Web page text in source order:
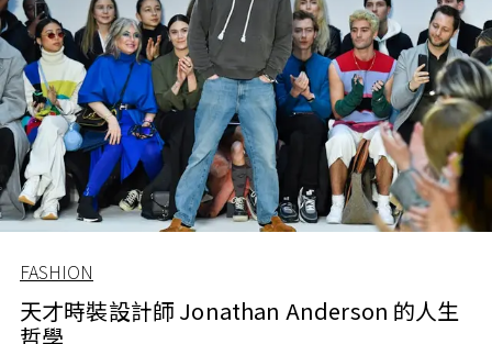
FASHION
天才時裝設計師 Jonathan Anderson 的人生
哲學